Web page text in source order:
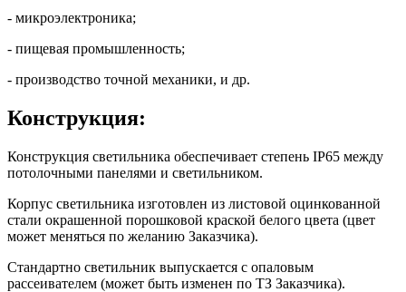
- микроэлектроника;
- пищевая промышленность;
- производство точной механики, и др.
Конструкция:
Конструкция светильника обеспечивает степень IP65 между
потолочными панелями и светильником.
Корпус светильника изготовлен из листовой оцинкованной
стали окрашенной порошковой краской белого цвета (цвет
может меняться по желанию Заказчика).
Стандартно светильник выпускается с опаловым
рассеивателем (может быть изменен по ТЗ Заказчика).